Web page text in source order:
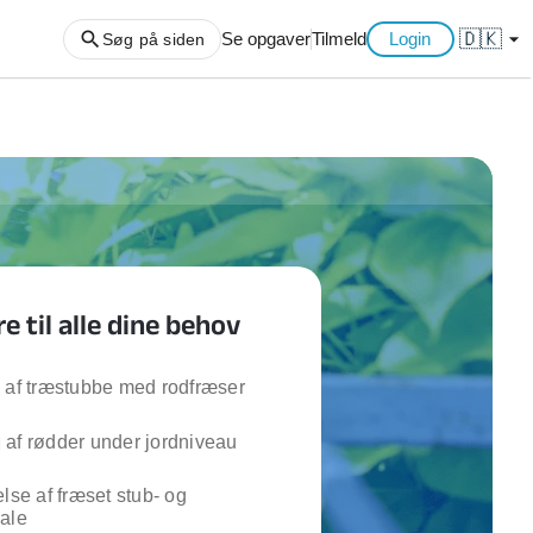
af haveaffald
af storskrald
hvidevarer
af hjemme netværk
Søg på siden Se opgaverTilmeld Login 🇩🇰 arrow_drop_down
til alle dine behov
af træstubbe med rodfræser
rødder under jordniveau
af fræset stub- og